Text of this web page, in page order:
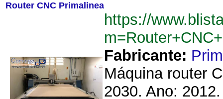
Router CNC Primalinea
https://
Fabricante:
Máquina router
2030. Ano: